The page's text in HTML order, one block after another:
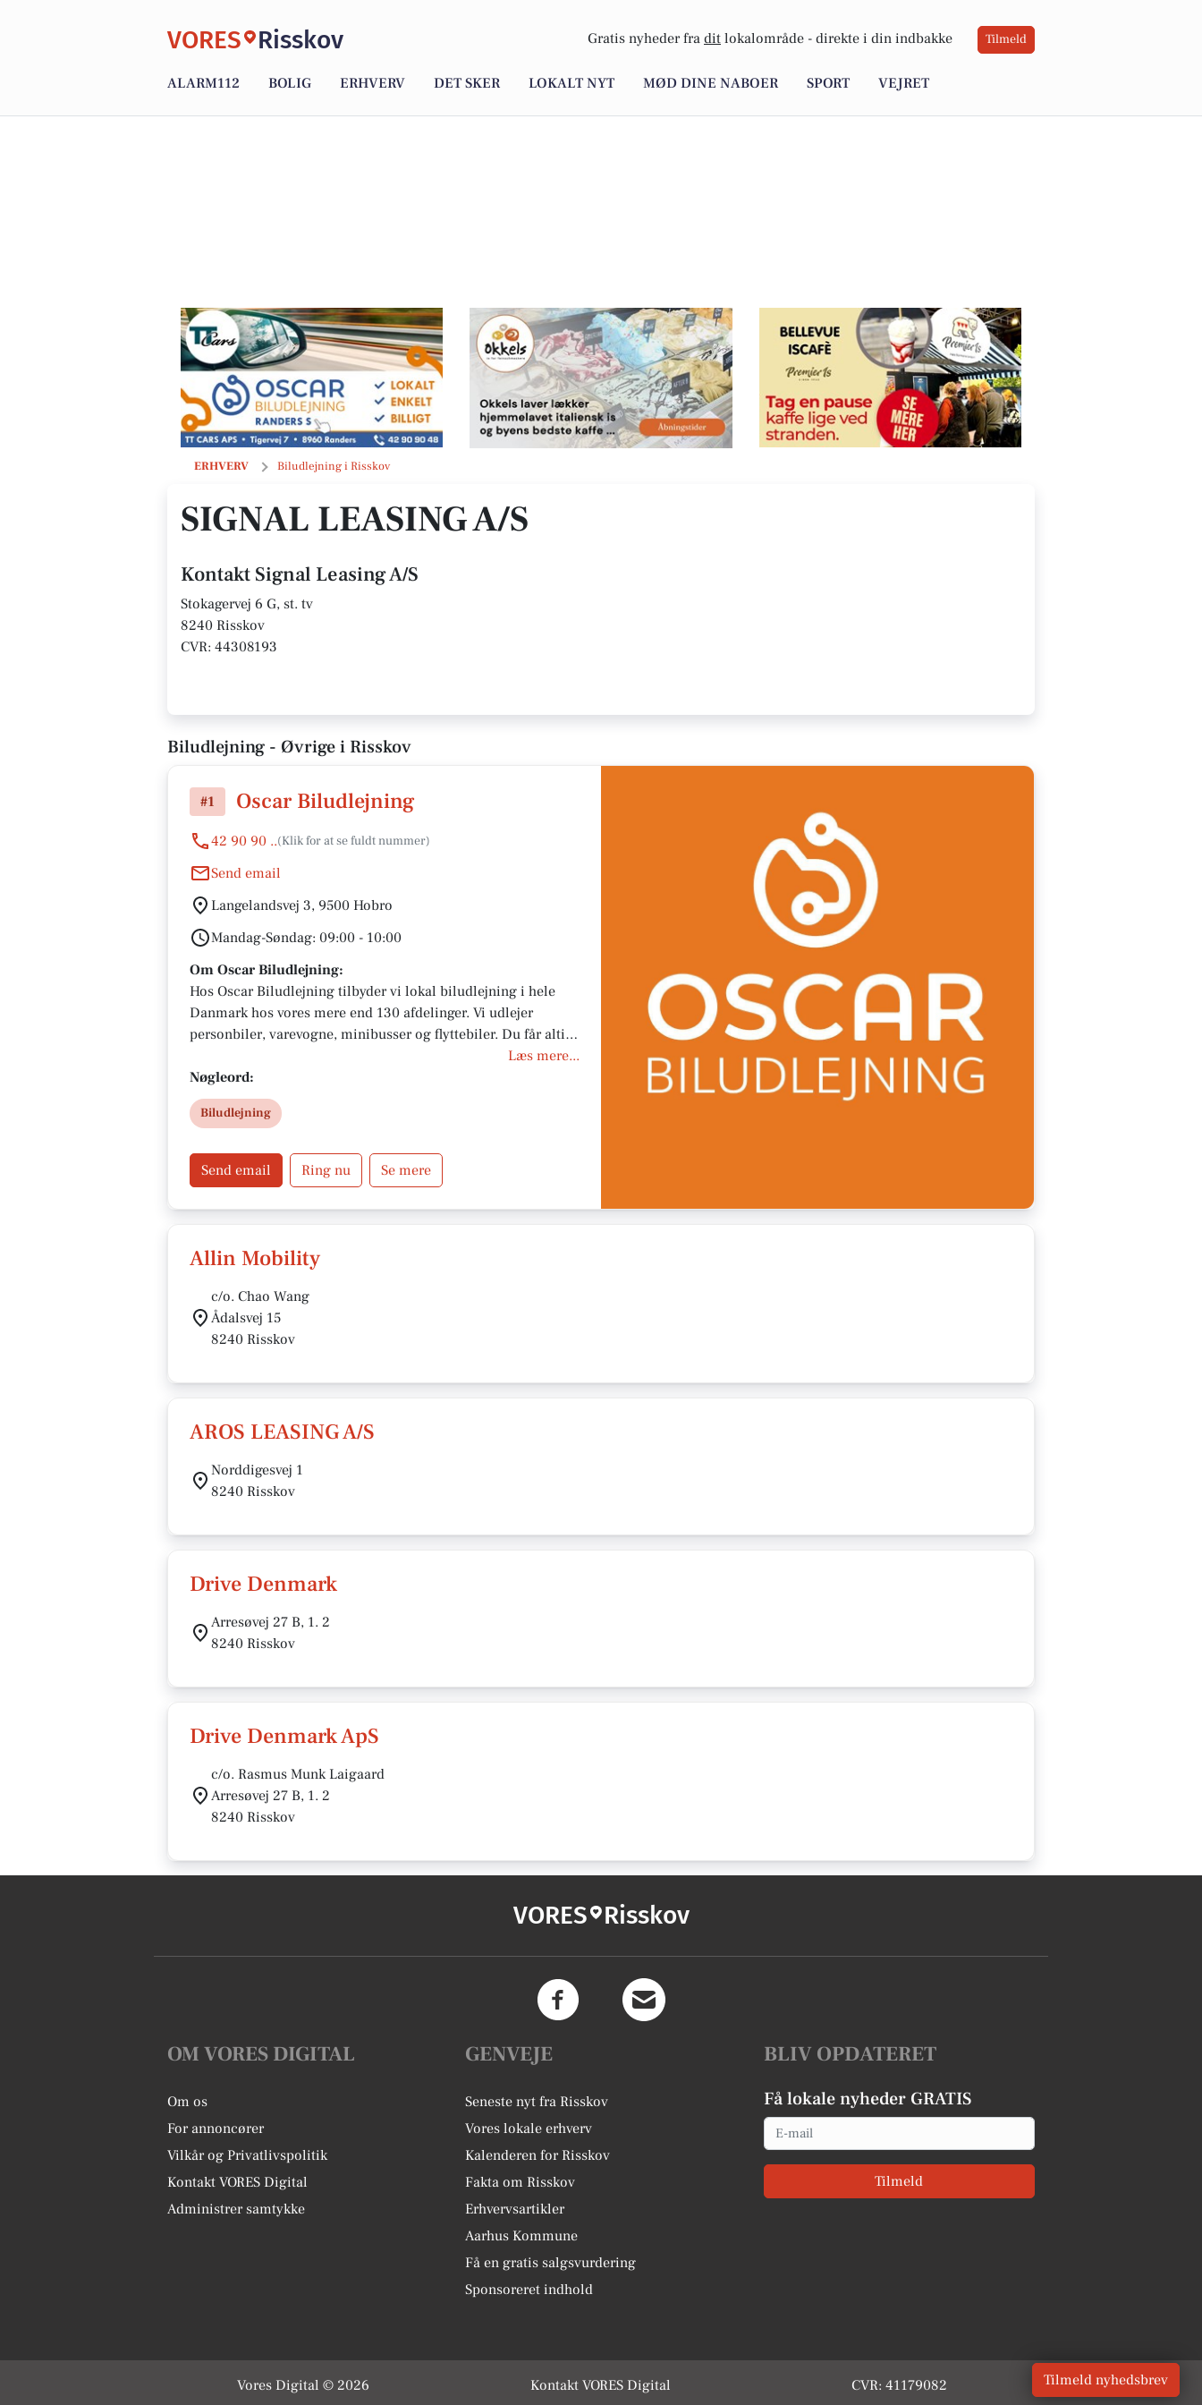
VORES Risskov Gratis nyheder fra dit lokalområde - direkte i din indbakke Tilmeld
ALARM112 BOLIG ERHVERV DET SKER LOKALT NYT MØD DINE NABOER SPORT VEJRET
ERHVERV Biludlejning i Risskov
Signal Leasing A/S
SIGNAL LEASING A/S
Kontakt Signal Leasing A/S
Stokagervej 6 G, st. tv
8240 Risskov
CVR: 44308193
Biludlejning - Øvrige i Risskov
#1 Oscar Biludlejning
42 90 90 ..
Send email
Langelandsvej 3, 9500 Hobro
Mandag-Søndag: 09:00 - 10:00
Om Oscar Biludlejning:
Hos Oscar Biludlejning tilbyder vi lokal biludlejning i hele
Danmark hos vores mere end 130 afdelinger. Vi udlejer
personbiler, varevogne, minibusser og flyttebiler. Du får altid
100 km. pr. udlejningsdøgn samt kaskoforsikring, når du lejer
hos os. Herunder har vi samlet et udvalg af vores mest
populære lejebiler
Læs mere...
Nøgleord:
Biludlejning
Send email Ring nu Se mere
Allin Mobility
c/o. Chao Wang
Ådalsvej 15
8240 Risskov
AROS LEASING A/S
Norddigesvej 1
8240 Risskov
Drive Denmark
Arresøvej 27 B, 1. 2
8240 Risskov
Drive Denmark ApS
c/o. Rasmus Munk Laigaard
Arresøvej 27 B, 1. 2
8240 Risskov
VORES Risskov
OM VORES DIGITAL
Om os
For annoncører
Vilkår og Privatlivspolitik
Kontakt VORES Digital
Administrer samtykke
GENVEJE
Seneste nyt fra Risskov
Vores lokale erhverv
Kalenderen for Risskov
Fakta om Risskov
Erhvervsartikler
Aarhus Kommune
Få en gratis salgsvurdering
Sponsoreret indhold
BLIV OPDATERET
Få lokale nyheder GRATIS
Email
Tilmeld
Vores Digital © 2026 Kontakt VORES Digital CVR: 41179082 Tilmeld nyhedsbrev